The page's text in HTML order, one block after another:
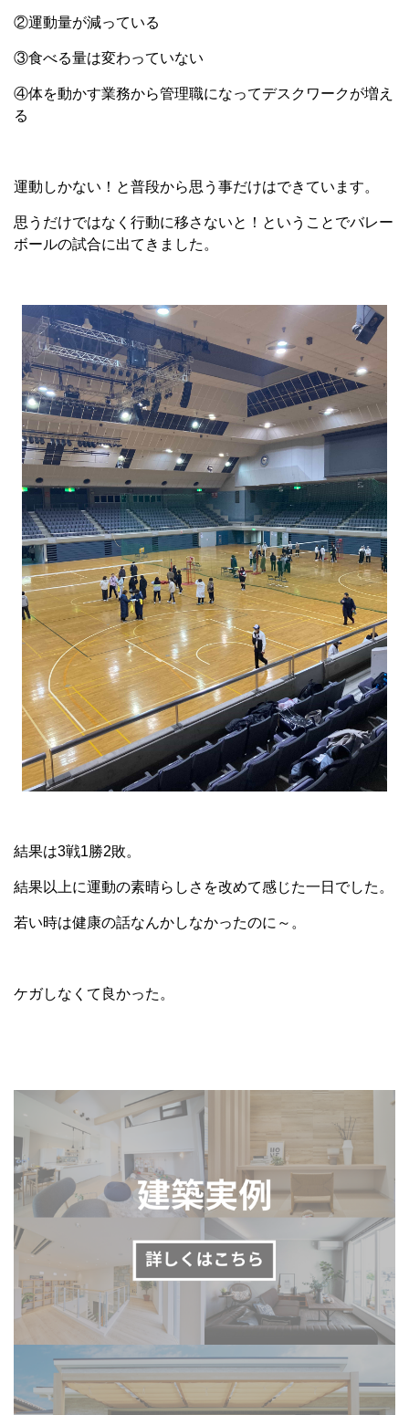
②運動量が減っている
③食べる量は変わっていない
④体を動かす業務から管理職になってデスクワークが増え
る
運動しかない！と普段から思う事だけはできています。
思うだけではなく行動に移さないと！ということでバレー
ボールの試合に出てきました。
結果は3戦1勝2敗。
結果以上に運動の素晴らしさを改めて感じた一日でした。
若い時は健康の話なんかしなかったのに～。
ケガしなくて良かった。